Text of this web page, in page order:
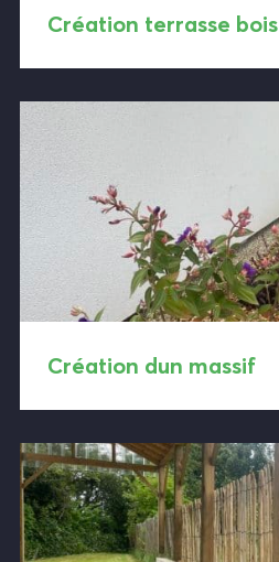
Création terrasse bois
Création dun massif